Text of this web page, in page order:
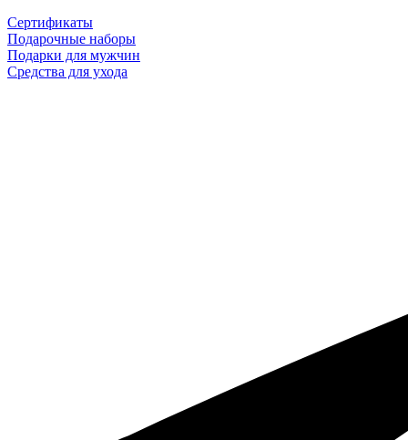
Сертификаты
Подарочные наборы
Подарки для мужчин
Средства для ухода